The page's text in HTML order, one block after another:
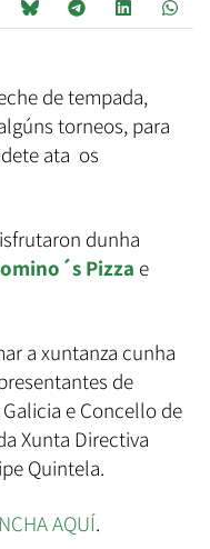
de tempada,
torneos, para
ata os
dunha
Pizza e
a xuntanza cunha
de
e Concello de
Xunta Directiva
Quintela.
AQUÍ.